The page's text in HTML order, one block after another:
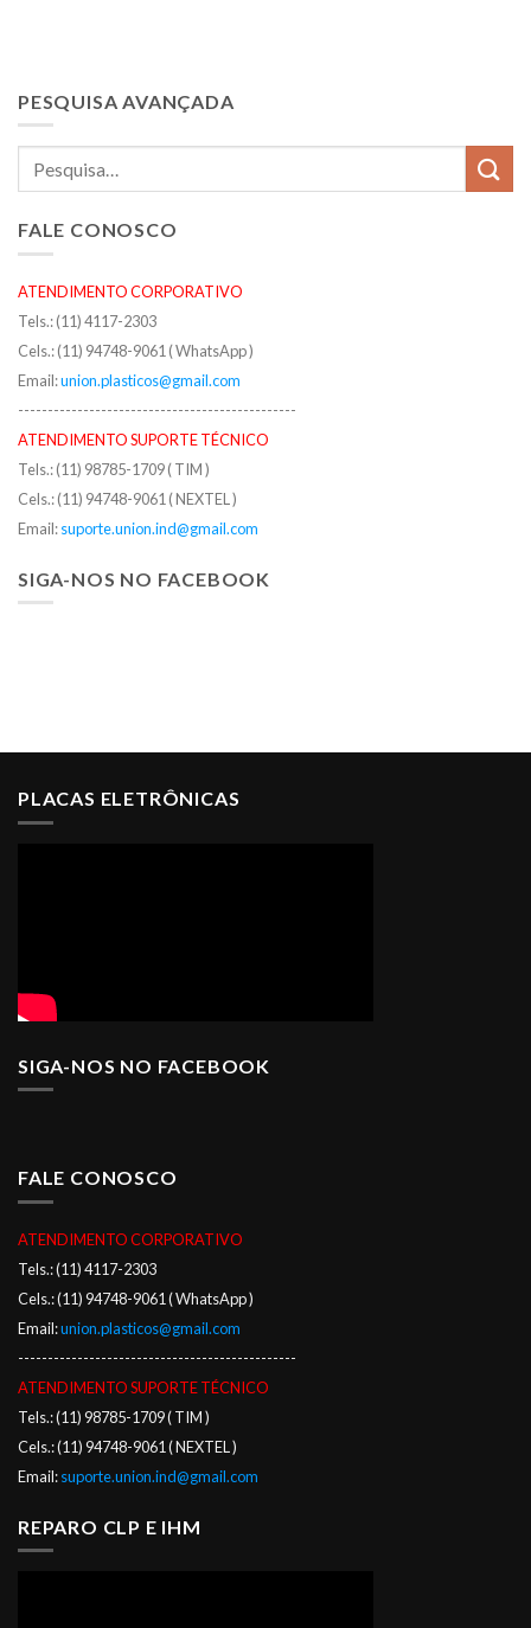
PESQUISA AVANÇADA
FALE CONOSCO
ATENDIMENTO CORPORATIVO
Tels.: (11) 4117-2303
Cels.: (11) 94748-9061 ( WhatsApp )
Email:union.plasticos@gmail.com
-----------------------------------------------
ATENDIMENTO SUPORTE TÉCNICO
Tels.: (11) 98785-1709 ( TIM )
Cels.: (11) 94748-9061 ( NEXTEL )
Email:suporte.union.ind@gmail.com
SIGA-NOS NO FACEBOOK
PLACAS ELETRÔNICAS
SIGA-NOS NO FACEBOOK
FALE CONOSCO
ATENDIMENTO CORPORATIVO
Tels.: (11) 4117-2303
Cels.: (11) 94748-9061 ( WhatsApp )
Email:union.plasticos@gmail.com
-----------------------------------------------
ATENDIMENTO SUPORTE TÉCNICO
Tels.: (11) 98785-1709 ( TIM )
Cels.: (11) 94748-9061 ( NEXTEL )
Email:suporte.union.ind@gmail.com
REPARO CLP E IHM